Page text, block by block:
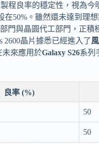
程良率的穩定性，視為
在50%。雖然還未達到理
門與晶圓代工部門，正
2600晶片據悉已經進入了
未來應用於Galaxy S26系列
良率 (%)
50
50